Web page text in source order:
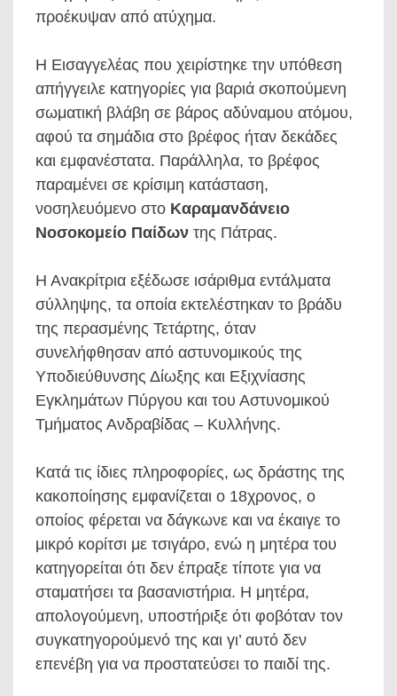
προέκυψαν από ατύχημα.
Η Εισαγγελέας που χειρίστηκε την υπόθεση
απήγγειλε κατηγορίες για βαριά σκοπούμενη
σωματική βλάβη σε βάρος αδύναμου ατόμου,
αφού τα σημάδια στο βρέφος ήταν δεκάδες
και εμφανέστατα. Παράλληλα, το βρέφος
παραμένει σε κρίσιμη κατάσταση,
νοσηλευόμενο στο Καραμανδάνειο
Νοσοκομείο Παίδων της Πάτρας.
Η Ανακρίτρια εξέδωσε ισάριθμα εντάλματα
σύλληψης, τα οποία εκτελέστηκαν το βράδυ
της περασμένης Τετάρτης, όταν
συνελήφθησαν από αστυνομικούς της
Υποδιεύθυνσης Δίωξης και Εξιχνίασης
Εγκλημάτων Πύργου και του Αστυνομικού
Τμήματος Ανδραβίδας – Κυλλήνης.
Κατά τις ίδιες πληροφορίες, ως δράστης της
κακοποίησης εμφανίζεται ο 18χρονος, ο
οποίος φέρεται να δάγκωνε και να έκαιγε το
μικρό κορίτσι με τσιγάρο, ενώ η μητέρα του
κατηγορείται ότι δεν έπραξε τίποτε για να
σταματήσει τα βασανιστήρια. Η μητέρα,
απολογούμενη, υποστήριξε ότι φοβόταν τον
συγκατηγορούμενό της και γι’ αυτό δεν
επενέβη για να προστατεύσει το παιδί της.